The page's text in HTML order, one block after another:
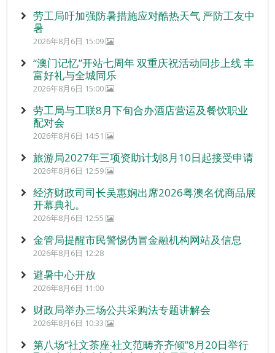
劳工局吁加强防暑措施应对酷热天气 严防工友中
暑
2026年8月6日 15:09
“澳门记忆”开站七周年 双重庆祝活动同步上线 丰
富好礼与全城同乐
2026年8月6日 15:00
劳工局与工联8月下旬合办酒店营运及餐饮职业
配对会
2026年8月6日 14:51
旅游局2027年三项资助计划8月10日起接受申请
2026年8月6日 12:59
经济财政司司长吴惠娴出席2026粤澳名优商品展
开幕典礼。
2026年8月6日 12:55
金管局提醒市民警惕伪冒金融机构网站及信息
2026年8月6日 12:28
避暑中心开放
2026年8月6日 11:00
财政局举办三场公共采购法专题讲解会
2026年8月6日 10:33
第八场“社文茶座‧社文范畴齐齐倾”8月20日举行